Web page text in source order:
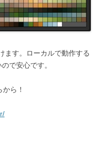
ます。ローカルで動作する
で安心です。
ら！